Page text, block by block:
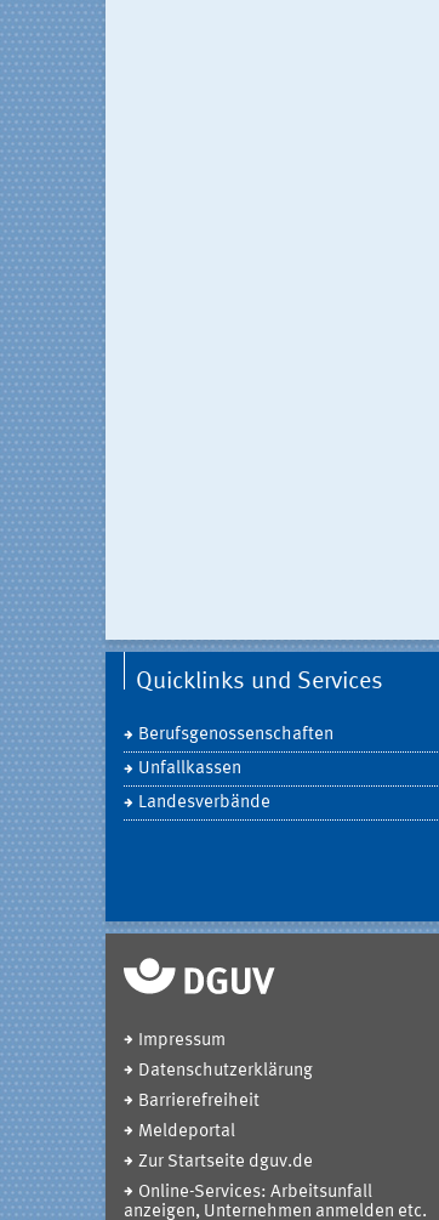
Quicklinks und Services
Berufsgenossenschaften
Unfallkassen
Landesverbände
Impressum
Datenschutzerklärung
Barrierefreiheit
Meldeportal
Zur Startseite dguv.de
Online-Services: Arbeitsunfall
anzeigen, Unternehmen anmelden etc.